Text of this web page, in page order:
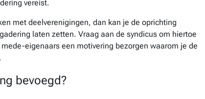
vereist.
met deelverenigingen, dan kan je de oprichting
laten zetten. Vraag aan de syndicus om hiertoe
eigenaars een motivering bezorgen waarom je de
bevoegd?